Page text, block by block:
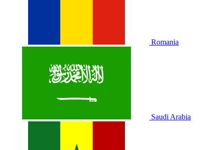
Romania
Saudi Arabia